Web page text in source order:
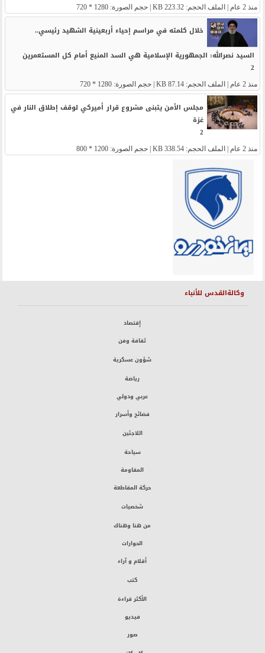
منذ 2 عام | الملف الحجم: 223.32 KB | حجم الصورة: 1280 * 720
خلال كلمته في مراسم إحياء أربعينية الشهيد رئيسي..
السيد نصرالله: الجمهورية الإسلامية هي السد المنيع أمام كل المستعمرين
2
منذ 2 عام | الملف الحجم: 87.14 KB | حجم الصورة: 1280 * 720
مجلس الأمن يتبنى مشروع قرار أميركي لوقف إطلاق النار في
غزة
2
منذ 2 عام | الملف الحجم: 338.54 KB | حجم الصورة: 1200 * 800
وكالةالقدس للأنباء
إقتصاد
ثقافة وفن
شؤون عسكرية
رياضة
عربي ودولي
فضائح وأسرار
اللاجئين
سياحة
المقاومة
حركة المقاطعة
شخصيات
من هنا وهناك
الحوارات
أقلام و آراء
كتب
الأكثر قراءة
فيديو
صور